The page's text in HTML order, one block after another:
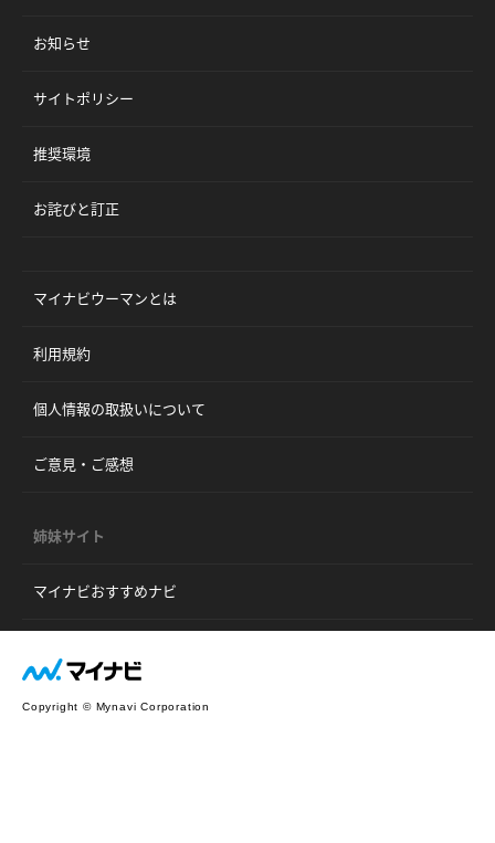
お知らせ
サイトポリシー
推奨環境
お詫びと訂正
マイナビウーマンとは
利用規約
個人情報の取扱いについて
ご意見・ご感想
姉妹サイト
マイナビおすすめナビ
Copyright © Mynavi Corporation